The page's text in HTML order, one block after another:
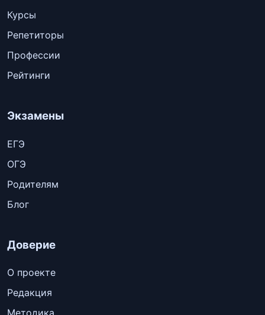
Курсы
Репетиторы
Профессии
Рейтинги
Экзамены
ЕГЭ
ОГЭ
Родителям
Блог
Доверие
О проекте
Редакция